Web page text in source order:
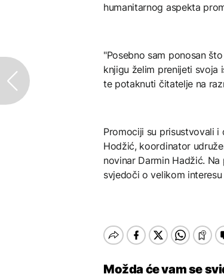
humanitarnog aspekta
"Posebno sam ponosan
knjigu želim prenijeti svoja
te potaknuti čitatelje na
Promociji su prisustvovali
Hodžić, koordinator
novinar Darmin Hadžić.
svjedoči o velikom
Možda će vam se